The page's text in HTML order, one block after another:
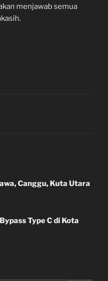
menjawab semua
Canggu, Kuta Utara
Type C di Kota